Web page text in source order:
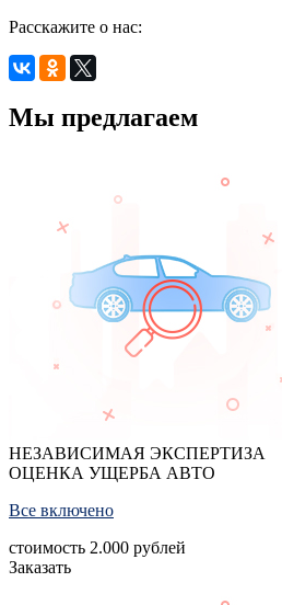
Расскажите о нас:
Мы предлагаем
НЕЗАВИСИМАЯ ЭКСПЕРТИЗА
ОЦЕНКА УЩЕРБА АВТО
Все включено
стоимость 2.000 рублей
Заказать